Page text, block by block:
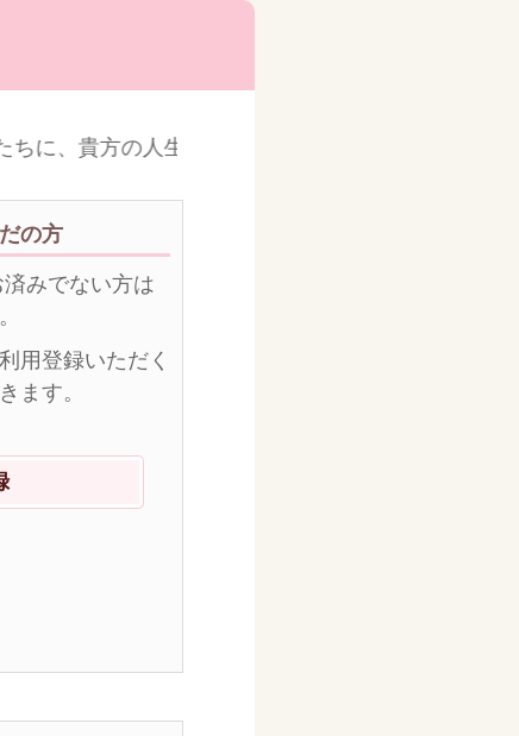
ちに、貴方の人生をより豊かで素晴らしいものにす
の方
みでない方は
用登録いただく
ます。